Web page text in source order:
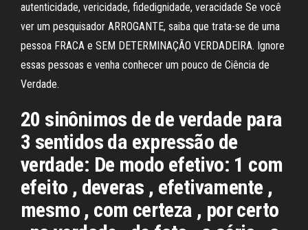
autenticidade, vericidade, fidedignidade, veracidade Se você
ver um pesquisador ARROGANTE, saiba que trata-se de uma
pessoa FRACA e SEM DETERMINAÇÃO VERDADEIRA. Ignore
essas pessoas e venha conhecer um pouco de Ciência de
Verdade.
20 sinônimos de de verdade para
3 sentidos da expressão de
verdade: De modo efetivo: 1 com
efeito , deveras , efetivamente ,
mesmo , com certeza , por certo